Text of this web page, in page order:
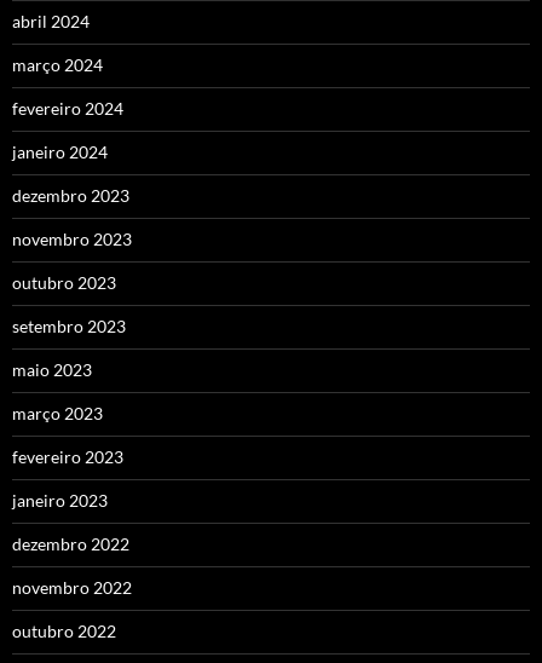
abril 2024
março 2024
fevereiro 2024
janeiro 2024
dezembro 2023
novembro 2023
outubro 2023
setembro 2023
maio 2023
março 2023
fevereiro 2023
janeiro 2023
dezembro 2022
novembro 2022
outubro 2022